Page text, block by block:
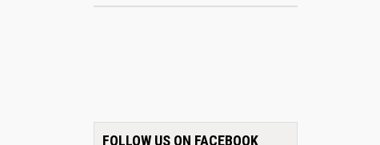
FOLLOW US ON FACEBOOK